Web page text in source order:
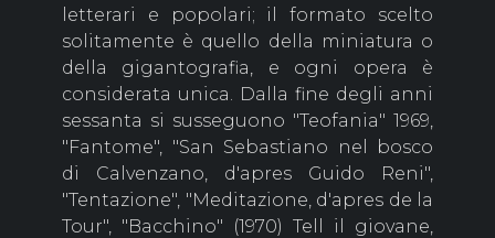
letterari e popolari; il formato scelto
solitamente è quello della miniatura o
della gigantografia, e ogni opera è
considerata unica. Dalla fine degli anni
sessanta si susseguono "Teofania" 1969,
"Fantome", "San Sebastiano nel bosco
di Calvenzano, d'apres Guido Reni",
"Tentazione", "Meditazione, d'apres de la
Tour", "Bacchino" (1970) Tell il giovane,